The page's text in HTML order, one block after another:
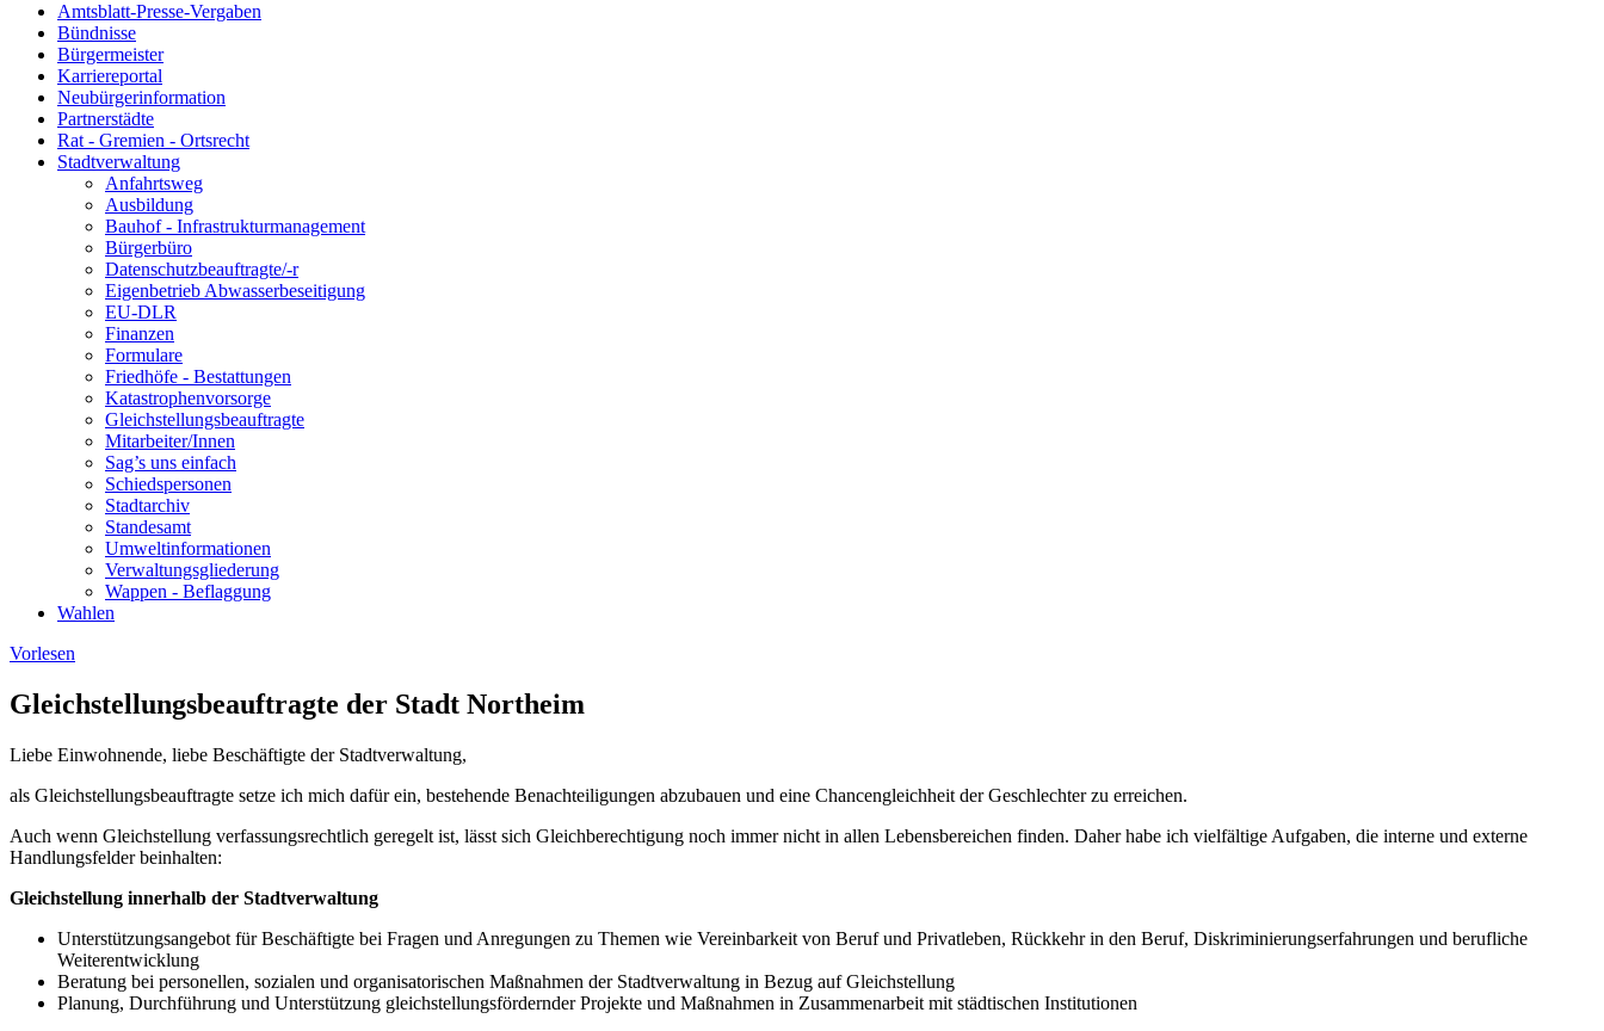
Amtsblatt-Presse-Vergaben
Bündnisse
Bürgermeister
Karriereportal
Neubürgerinformation
Partnerstädte
Rat - Gremien - Ortsrecht
Stadtverwaltung
Anfahrtsweg
Ausbildung
Bauhof - Infrastrukturmanagement
Bürgerbüro
Datenschutzbeauftragte/-r
Eigenbetrieb Abwasserbeseitigung
EU-DLR
Finanzen
Formulare
Friedhöfe - Bestattungen
Katastrophenvorsorge
Gleichstellungsbeauftragte
Mitarbeiter/Innen
Sag’s uns einfach
Schiedspersonen
Stadtarchiv
Standesamt
Umweltinformationen
Verwaltungsgliederung
Wappen - Beflaggung
Wahlen
Vorlesen
Gleichstellungsbeauftragte der Stadt Northeim
Liebe Einwohnende, liebe Beschäftigte der Stadtverwaltung,
als Gleichstellungsbeauftragte setze ich mich dafür ein, bestehende Benachteiligungen abzubauen und eine Chancengleichheit der Geschlechter zu erreichen.
Auch wenn Gleichstellung verfassungsrechtlich geregelt ist, lässt sich Gleichberechtigung noch immer nicht in allen Lebensbereichen finden. Daher habe ich vielfältige Aufgaben, die interne und externe
Handlungsfelder beinhalten:
Gleichstellung innerhalb der Stadtverwaltung
Unterstützungsangebot für Beschäftigte bei Fragen und Anregungen zu Themen wie Vereinbarkeit von Beruf und Privatleben, Rückkehr in den Beruf, Diskriminierungserfahrungen und berufliche
Weiterentwicklung
Beratung bei personellen, sozialen und organisatorischen Maßnahmen der Stadtverwaltung in Bezug auf Gleichstellung
Planung, Durchführung und Unterstützung gleichstellungsfördernder Projekte und Maßnahmen in Zusammenarbeit mit städtischen Institutionen